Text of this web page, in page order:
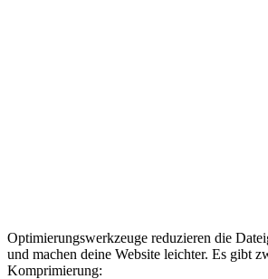
Optimierungswerkzeuge reduzieren die
und machen deine Website leichter. Es gibt
Komprimierung: